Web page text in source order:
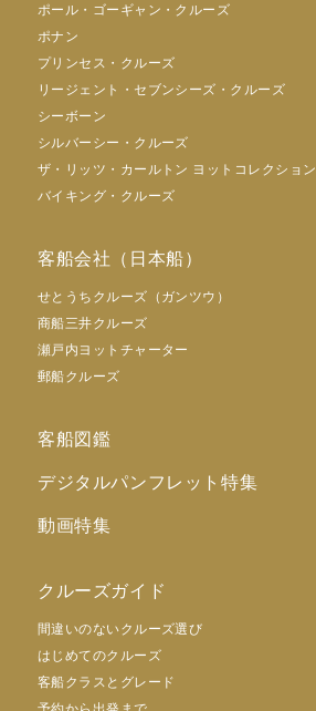
ポール・ゴーギャン・クルーズ
ポナン
プリンセス・クルーズ
リージェント・セブンシーズ・クルーズ
シーボーン
シルバーシー・クルーズ
ザ・リッツ・カールトン ヨットコレクション
バイキング・クルーズ
客船会社（日本船）
せとうちクルーズ（ガンツウ）
商船三井クルーズ
瀬戸内ヨットチャーター
郵船クルーズ
客船図鑑
デジタルパンフレット特集
動画特集
クルーズガイド
間違いのないクルーズ選び
はじめてのクルーズ
客船クラスとグレード